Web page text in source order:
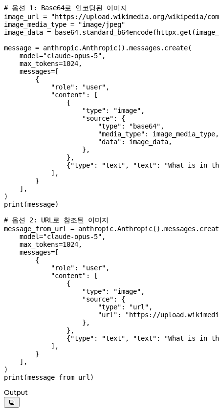
# 옵션 1: Base64로 인코딩된 이미지
image_url = "https://upload.wikimedia.org/wikipedia/
image_media_type = "image/jpeg"
image_data =
message = anthropic.Anthropic().messages.create(
    model
="claude-opus-5" ,
    max_tokens
=1024,
    messages
= [
        {
            "role"
: "user" ,
            "content"
: [
                {
                    "type"
: "image" ,
                    "source"
: {
                        "type"
: "base64" ,
                        "media_type"
: image_media_type,
                        "data"
: image_data,
                    },
                },
                {
"type" : "text" , "text" :
"What is in
            ],
        }
    ],
)
print (message)
# 옵션 2: URL로 참조된 이미지
message_from_url =
    model
="claude-opus-5" ,
    max_tokens
=1024,
    messages
= [
        {
            "role"
: "user" ,
            "content"
: [
                {
                    "type"
: "image" ,
                    "source"
: {
                        "type"
: "url" ,
                        "url"
:
"https://
                    },
                },
                {
"type" : "text" , "text" :
"What is in
            ],
        }
    ],
)
print (message_from_url)
Output
